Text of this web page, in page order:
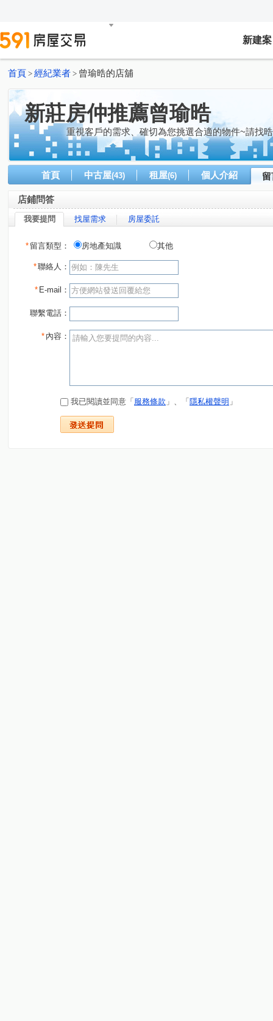
新建案
首頁 > 經紀業者 > 曾瑜晧的店舖
新莊房仲推薦曾瑜晧
重視客戶的需求、確切為您挑選合適的物件~請找
首頁 中古屋(43) 租屋(6) 個人介紹
店鋪問答
我要提問 找屋需求 房屋委託
* 留言類型： 房地產知識 其他
*聯絡人：
* E-mail：
聯繫電話：
* 內容：
我已閱讀並同意「 服務條款 」、「 隱私權聲明 」